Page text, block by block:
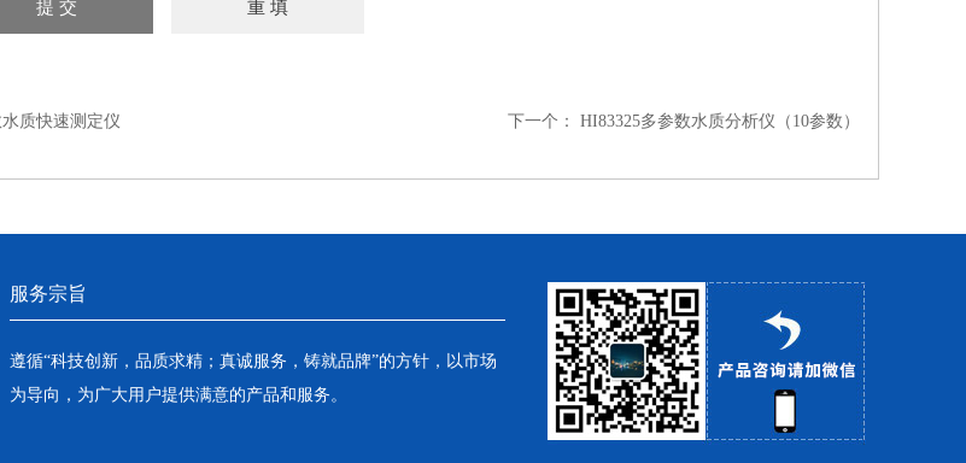
质快速测定仪 下一个： HI83325多参数水质分析仪（10参数）
服务宗旨
遵循“科技创新，品质求精；真诚服务，铸就品牌”的方针，以市场
为导向，为广大用户提供满意的产品和服务。